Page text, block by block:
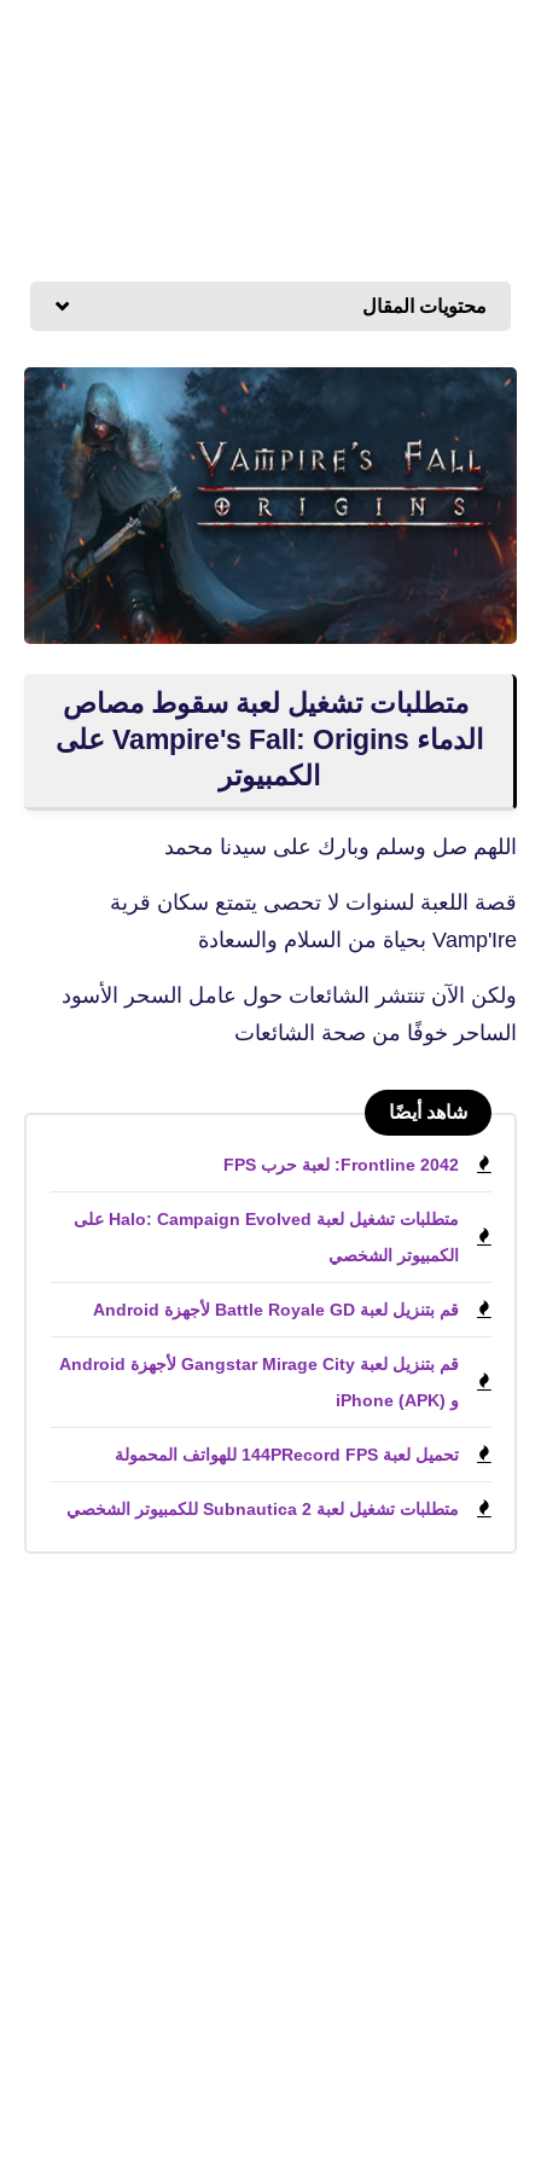
محتويات المقال
متطلبات تشغيل لعبة سقوط مصاص
الدماء Vampire's Fall: Origins على
الكمبيوتر
اللهم صل وسلم وبارك على سيدنا محمد
قصة اللعبة لسنوات لا تحصى يتمتع سكان قرية
Vamp'Ire بحياة من السلام والسعادة
ولكن الآن تنتشر الشائعات حول عامل السحر الأسود
الساحر خوفًا من صحة الشائعات
شاهد أيضًا
Frontline 2042: لعبة حرب FPS
متطلبات تشغيل لعبة Halo: Campaign Evolved على
الكمبيوتر الشخصي
قم بتنزيل لعبة Battle Royale GD لأجهزة Android
قم بتنزيل لعبة Gangstar Mirage City لأجهزة Android
و iPhone (APK)
تحميل لعبة 144PRecord FPS للهواتف المحمولة
متطلبات تشغيل لعبة Subnautica 2 للكمبيوتر الشخصي